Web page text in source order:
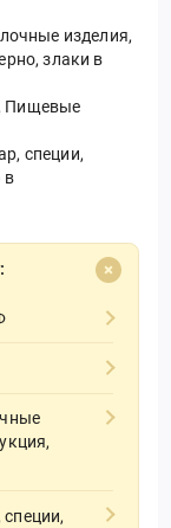
изделия,
злаки в
Пищевые
специи,
в